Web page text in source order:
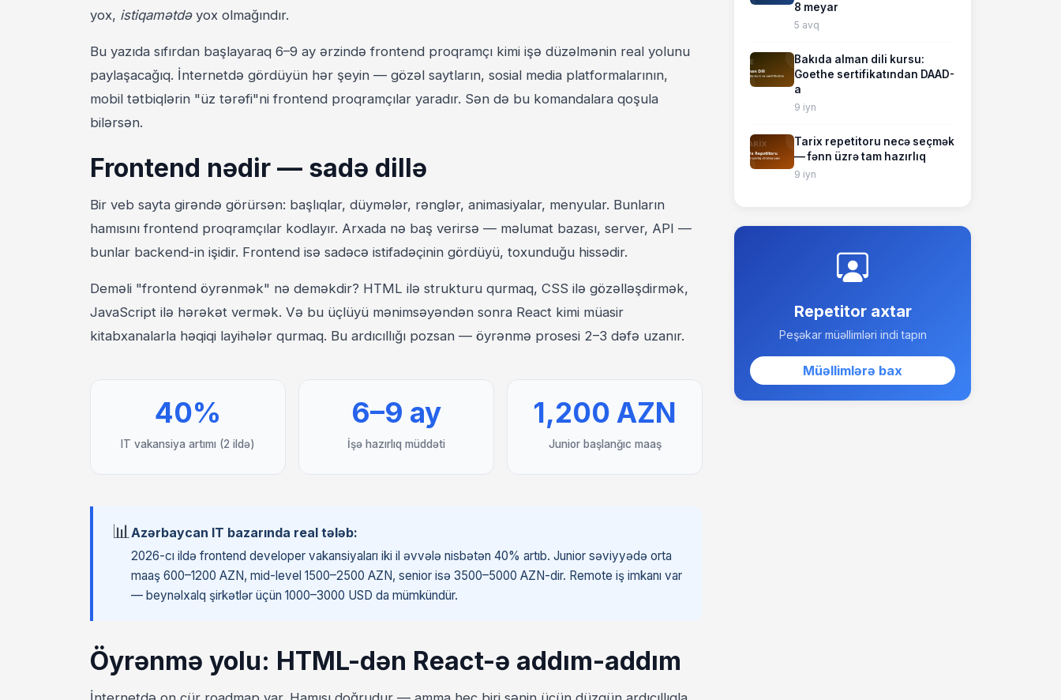
yox, istiqamətdəyox olmağındır.
Bu yazıda sıfırdan başlayaraq 6–9 ay ərzində frontend proqramçı kimi işə düzəlmənin real yolunu
paylaşacağıq. İnternetdə gördüyün hər şeyin — gözəl saytların, sosial media platformalarının,
mobil tətbiqlərin "üz tərəfi"ni frontend proqramçılar yaradır. Sən də bu komandalara qoşula
bilərsən.
Frontend nədir — sadə dillə
Bir veb sayta girəndə görürsən: başlıqlar, düymələr, rənglər, animasiyalar, menyular. Bunların
hamısını frontend proqramçılar kodlayır. Arxada nə baş verirsə — məlumat bazası, server, API —
bunlar backend-in işidir. Frontend isə sadəcə istifadəçinin gördüyü, toxunduğu hissədir.
Deməli "frontend öyrənmək" nə deməkdir? HTML ilə strukturu qurmaq, CSS ilə gözəlləşdirmək,
JavaScript ilə hərəkət vermək. Və bu üçlüyü mənimsəyəndən sonra React kimi müasir
kitabxanalarla həqiqi layihələr qurmaq. Bu ardıcıllığı pozsan — öyrənmə prosesi 2–3 dəfə uzanır.
40%
IT vakansiya artımı (2 ildə)
6–9 ay
İşə hazırlıq müddəti
1,200 AZN
Junior başlanğıc maaş
📊Azərbaycan IT bazarında real tələb:
2026-cı ildə frontend developer vakansiyaları iki il əvvələ nisbətən 40% artıb. Junior səviyyədə orta
maaş 600–1200 AZN, mid-level 1500–2500 AZN, senior isə 3500–5000 AZN-dir. Remote iş imkanı var
— beynəlxalq şirkətlər üçün 1000–3000 USD da mümkündür.
Öyrənmə yolu: HTML-dən React-ə addım-addım
8 meyar
5 avq
Bakıda alman dili kursu:
Goethe sertifikatından DAAD-
a
9 iyn
Tarix repetitoru necə seçmək
— fənn üzrə tam hazırlıq
9 iyn
Repetitor axtar
Peşəkar müəllimləri indi tapın
Müəllimlərə bax